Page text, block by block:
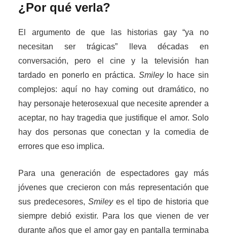
¿Por qué verla?
El argumento de que las historias gay “ya no
necesitan ser trágicas” lleva décadas en
conversación, pero el cine y la televisión han
tardado en ponerlo en práctica. Smileylo hace sin
complejos: aquí no hay coming out dramático, no
hay personaje heterosexual que necesite aprender a
aceptar, no hay tragedia que justifique el amor. Solo
hay dos personas que conectan y la comedia de
errores que eso implica.
Para una generación de espectadores gay más
jóvenes que crecieron con más representación que
sus predecesores,Smileyes el tipo de historia que
siempre debió existir. Para los que vienen de ver
durante años que el amor gay en pantalla terminaba